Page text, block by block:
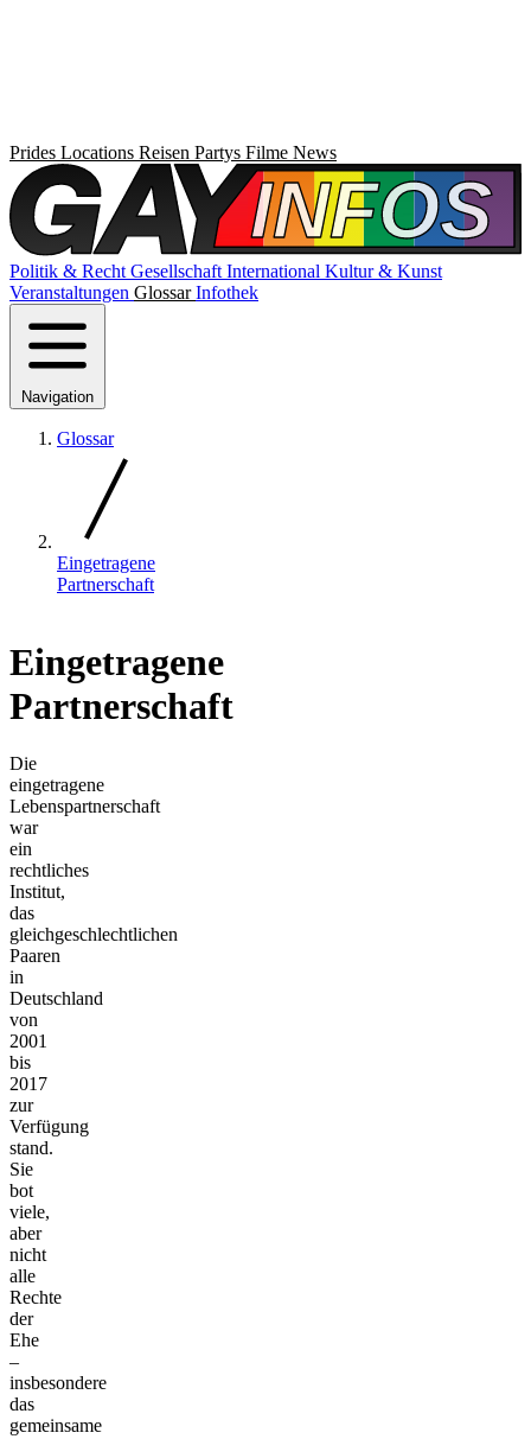
Prides Locations Reisen Partys Filme News
Politik & Recht Gesellschaft International Kultur & Kunst
Veranstaltungen GlossarInfothek
Navigation
Glossar
Eingetragene
Partnerschaft
Eingetragene
Partnerschaft
Die
eingetragene
Lebenspartnerschaft
war
ein
rechtliches
Institut,
das
gleichgeschlechtlichen
Paaren
in
Deutschland
von
2001
bis
2017
zur
Verfügung
stand.
Sie
bot
viele,
aber
nicht
alle
Rechte
der
Ehe
–
insbesondere
das
gemeinsame